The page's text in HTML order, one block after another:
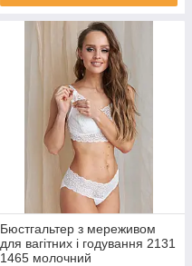
Бюстгальтер з мереживом
для вагітних і годування 2131
1465 молочний